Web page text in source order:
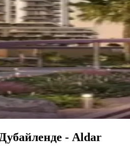
- Aldar